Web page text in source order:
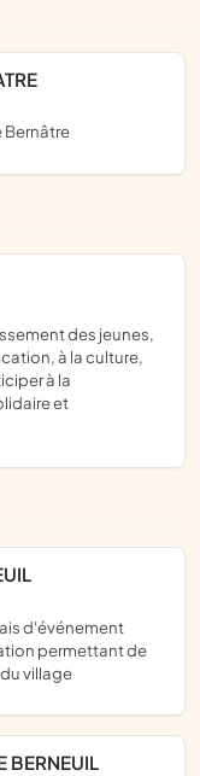
Bernâtre
à la culture,
à la
et
permettant de
village
BERNEUIL